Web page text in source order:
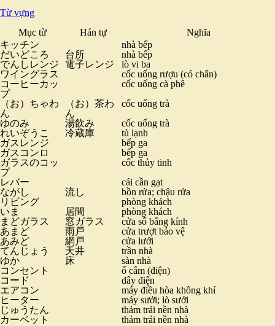
Từ vựng
Mục từ
Hán tự
Nghĩa
キッチン
nhà bếp
だいどころ
台所
nhà bếp
でんしレンジ
電子レンジ
lò vi ba
ワイングラス
cốc uống rượu (có chân)
コーヒーカッ
プ
cốc uống cà phê
（お）ちゃわ
ん
（お）茶わ
ん
cốc uống trà
ゆのみ
湯飲み
cốc uống trà
れいぞうこ
冷蔵庫
tủ lạnh
ガスレンジ
bếp ga
ガスコンロ
bếp ga
ガラスのコッ
プ
cốc thủy tinh
レバー
cái cần gạt
ながし
流し
bồn rửa; chậu rửa
リビング
phòng khách
いま
居間
phòng khách
まどガラス
窓ガラス
cửa sổ bằng kính
あまど
雨戸
cửa trượt bảo vệ
あみど
網戸
cửa lưới
てんじょう
天井
trần nhà
ゆか
床
sàn nhà
コンセント
ổ cắm (điện)
コード
dây điện
エアコン
máy điều hòa không khí
ヒーター
máy sưởi; lò sưởi
じゅうたん
thảm trải nền nhà
カーペット
thảm trải nền nhà